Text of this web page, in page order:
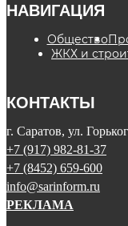
НАВИГАЦИЯ
Общество
ЖКХ и
КОНТАКТЫ
г. Саратов, ул.
+7 (917) 982-81-37
+7 (8452) 659-600
info@sarinform.ru
РЕКЛАМА